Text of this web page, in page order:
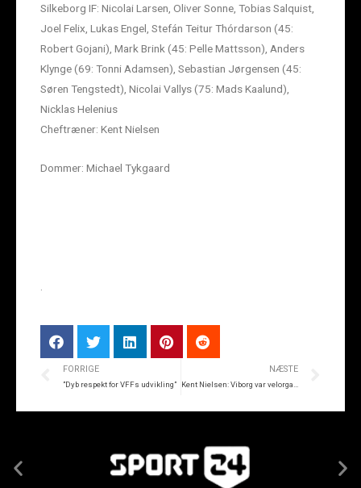
Silkeborg IF: Nicolai Larsen, Oliver Sonne, Tobias Salquist,
Joel Felix, Lukas Engel, Stefán Teitur Thórdarson (45:
Robert Gojani), Mark Brink (45: Pelle Mattsson), Anders
Klynge (69: Tonni Adamsen), Sebastian Jørgensen (45:
Søren Tengstedt), Nicolai Vallys (75: Mads Kaalund),
Nicklas Helenius
Cheftræner: Kent Nielsen
Dommer: Michael Tykgaard
.
FORRIGE
”Dyb respekt for VFFs udvikling”
NÆSTE
Kent Nielsen: Viborg var velorganiserede